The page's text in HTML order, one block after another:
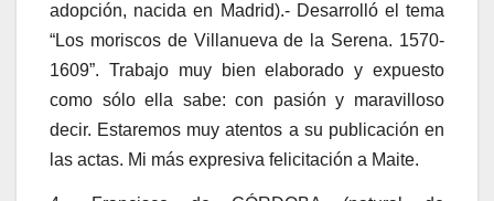
adopción, nacida en Madrid).- Desarrolló el tema
“Los moriscos de Villanueva de la Serena. 1570-
1609”. Trabajo muy bien elaborado y expuesto
como sólo ella sabe: con pasión y maravilloso
decir. Estaremos muy atentos a su publicación en
las actas. Mi más expresiva felicitación a Maite.